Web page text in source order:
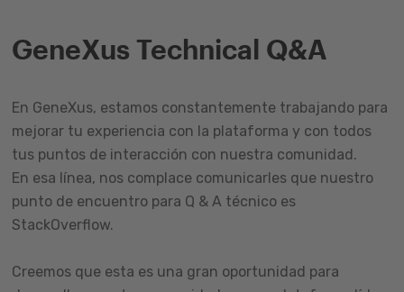
GeneXus Technical Q&A
En GeneXus, estamos constantemente trabajando para
mejorar tu experiencia con la plataforma y con todos
tus puntos de interacción con nuestra comunidad.
En esa línea, nos complace comunicarles que nuestro
punto de encuentro para Q & A técnico es
StackOverflow.
Creemos que esta es una gran oportunidad para